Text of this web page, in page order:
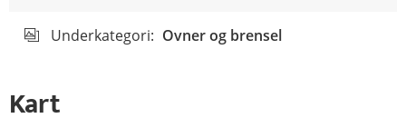
Underkategori: Ovner og brensel
Kart